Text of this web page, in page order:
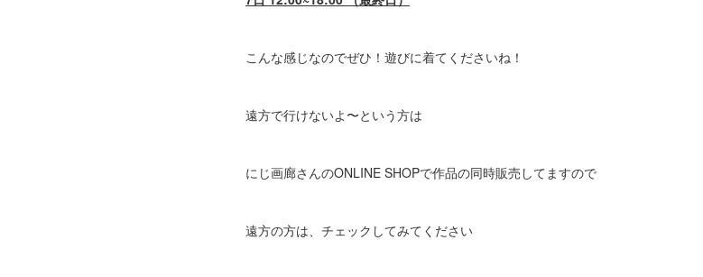
こんな感じなのでぜひ！遊びに着てくださいね！
遠方で行けないよ〜という方は
にじ画廊さんのONLINE SHOPで作品の同時販売してますので
遠方の方は、チェックしてみてください